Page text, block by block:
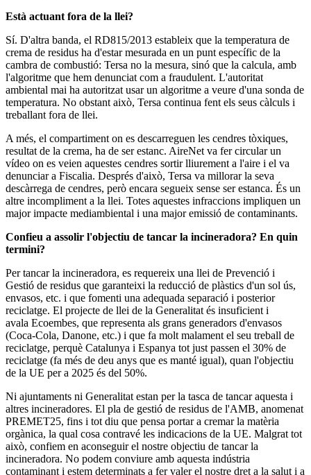
Està actuant fora de la llei?
Sí. D'altra banda, el RD815/2013 estableix que la temperatura de
crema de residus ha d'estar mesurada en un punt específic de la
cambra de combustió: Tersa no la mesura, sinó que la calcula, amb
l'algoritme que hem denunciat com a fraudulent. L'autoritat
ambiental mai ha autoritzat usar un algoritme a veure d'una sonda de
temperatura. No obstant això, Tersa continua fent els seus càlculs i
treballant fora de llei.
A més, el compartiment on es descarreguen les cendres tòxiques,
resultat de la crema, ha de ser estanc. AireNet va fer circular un
vídeo on es veien aquestes cendres sortir lliurement a l'aire i el va
denunciar a Fiscalia. Després d'això, Tersa va millorar la seva
descàrrega de cendres, però encara segueix sense ser estanca. És un
altre incompliment a la llei. Totes aquestes infraccions impliquen un
major impacte mediambiental i una major emissió de contaminants.
Confieu a assolir l'objectiu de tancar la incineradora? En quin
termini?
Per tancar la incineradora, es requereix una llei de Prevenció i
Gestió de residus que garanteixi la reducció de plàstics d'un sol ús,
envasos, etc. i que fomenti una adequada separació i posterior
reciclatge. El projecte de llei de la Generalitat és insuficient i
avala Ecoembes, que representa als grans generadors d'envasos
(Coca-Cola, Danone, etc.) i que fa molt malament el seu treball de
reciclatge, perquè Catalunya i Espanya tot just passen el 30% de
reciclatge (fa més de deu anys que es manté igual), quan l'objectiu
de la UE per a 2025 és del 50%.
Ni ajuntaments ni Generalitat estan per la tasca de tancar aquesta i
altres incineradores. El pla de gestió de residus de l'AMB, anomenat
PREMET25, fins i tot diu que pensa portar a cremar la matèria
orgànica, la qual cosa contravé les indicacions de la UE. Malgrat tot
això, confiem en aconseguir el nostre objectiu de tancar la
incineradora. No podem conviure amb aquesta indústria
contaminant i estem determinats a fer valer el nostre dret a la salut i a